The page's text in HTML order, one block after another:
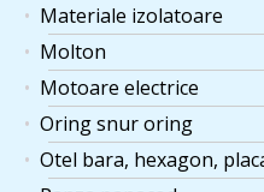
Materiale izolatoare
Molton
Motoare electrice
Oring snur oring
Otel bara, hexagon,